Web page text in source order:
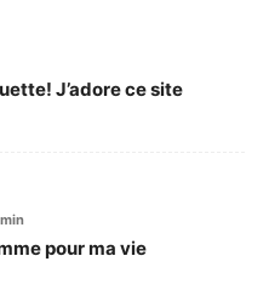
J’adore ce site
pour ma vie